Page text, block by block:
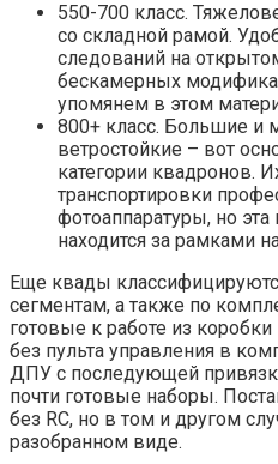
550-700 класс.
со складной рамой.
следований на
бескамерных
упомянем в этом
800+ класс. Большие
ветростойкие – вот
категории квадронов.
транспортировки
фотоаппаратуры, но эта
находится за рамками
Еще квады
сегментам, а также по
готовые к работе из
без пульта управления в
ДПУ с последующей
почти готовые наборы.
без RC, но в том и другом
разобранном виде.